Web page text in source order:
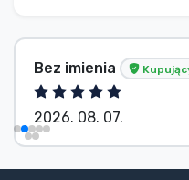
Bez imienia
2026. 08. 07.